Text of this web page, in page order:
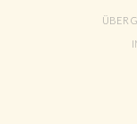
ÜBER